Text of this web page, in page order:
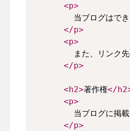
<p>
当ブログはでき
</p>
<p>
また、リンク先
</p>
<h2>著作権</h2
<p>
当ブログに掲載
</p>